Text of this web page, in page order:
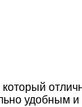
удобным